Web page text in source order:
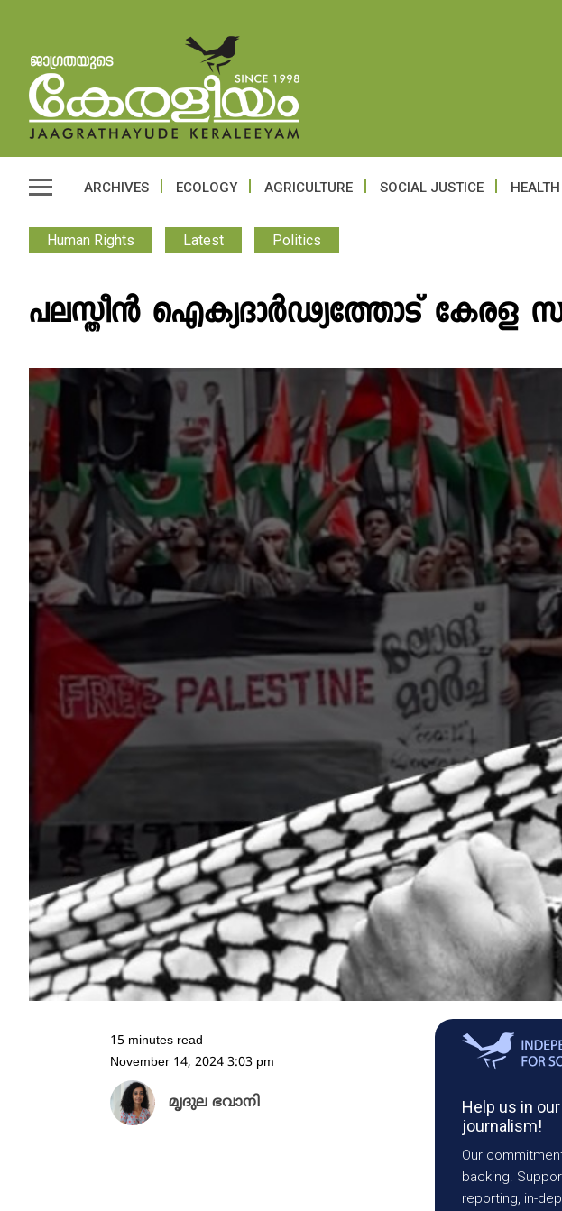
ARCHIVES ECOLOGY AGRICULTURE SOCIAL JUSTICE HEALTH
Human Rights Latest Politics
പലസ്തീൻ ഐക്യദാർഢ്യത്തോട് കേരള
Help us in
journalism!
Our
backing.
reporting, in-
15 minutes read
November 14, 2024 3:03 pm
മൃദുല ഭവാനി